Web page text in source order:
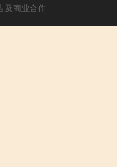
及商业合作